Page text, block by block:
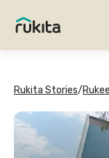
Rukita Stories/